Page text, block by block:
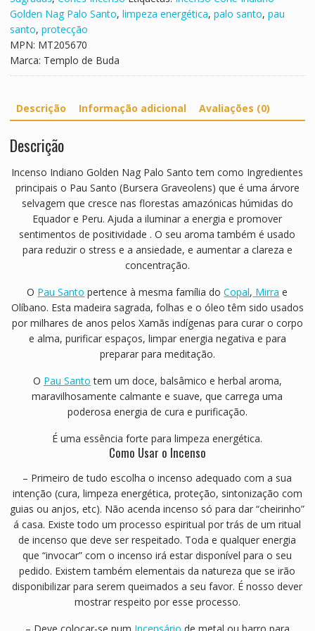
a
o
r
o
t
i
Golden Nag Palo Santo, limpeza energética, palo santo, pau
santo, protecção
MPN: MT205670
Marca: Templo de Buda
Descrição Informação adicional Avaliações (0)
Descrição
Incenso Indiano Golden Nag Palo Santo tem como Ingredientes
principais o Pau Santo (Bursera Graveolens) que é uma árvore
selvagem que cresce nas florestas amazónicas húmidas do
Equador e Peru. Ajuda a iluminar a energia e promover
sentimentos de positividade . O seu aroma também é usado
para reduzir o stress e a ansiedade, e aumentar a clareza e
concentração.
O Pau Santo pertence à mesma família doCopal, Mirra e
Olíbano. Esta madeira sagrada, folhas e o óleo têm sido usados
por milhares de anos pelos Xamãs indígenas para curar o corpo
e alma, purificar espaços, limpar energia negativa e para
preparar para meditação.
O Pau Santo tem um doce, balsâmico e herbal aroma,
maravilhosamente calmante e suave, que carrega uma
poderosa energia de cura e purificação.
É uma essência forte para limpeza energética.
Como Usar o Incenso
– Primeiro de tudo escolha o incenso adequado com a sua
intenção (cura, limpeza energética, proteção, sintonização com
guias ou anjos, etc). Não acenda incenso só para dar “cheirinho”
á casa. Existe todo um processo espiritual por trás de um ritual
de incenso que deve ser respeitado. Toda e qualquer energia
que “invocar” com o incenso irá estar disponível para o seu
pedido. Existem também elementais da natureza que se irão
disponibilizar para serem queimados a seu favor. É nosso dever
mostrar respeito por esse processo.